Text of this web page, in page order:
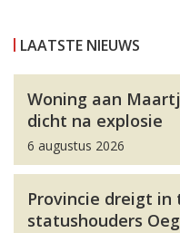
LAATSTE NIEUWS
Woning aan
dicht na explosie
6 augustus 2026
Provincie dreigt
statushouders